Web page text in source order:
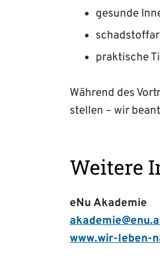
gesunde
praktische
Während des
stellen – wir
Weitere
eNu Akademie
www.wir-leben-